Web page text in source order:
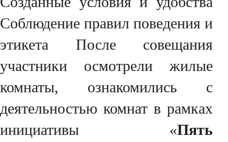
Соблюдение правил поведения и
этикета После совещания
участники осмотрели жилые
комнаты, ознакомились с
деятельностью комнат в рамках
инициативы «Пять